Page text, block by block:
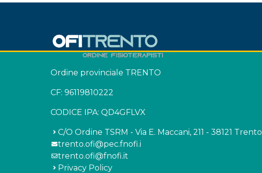
Ordine provinciale TRENTO
CF: 96119810222
CODICE IPA: QD4GFLVX
C/O Ordine TSRM - Via E. Maccani, 211 - 38121 Trento
trento.ofi@pec.fnofi.i
trento.ofi@fnofi.it
Privacy Policy